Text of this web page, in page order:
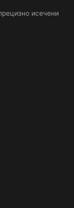
исечени